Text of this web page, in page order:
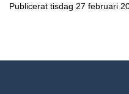
Publicerat tisdag 27 februari